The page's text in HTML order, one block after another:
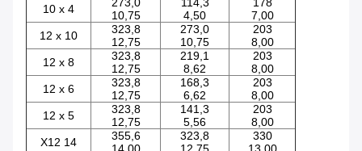
10 x 4
10,75
4,50
7,00
12 x 10
323,8
12,75
273,0
10,75
203
8,00
12 x 8
323,8
12,75
219,1
8,62
203
8,00
12 x 6
323,8
12,75
168,3
6,62
203
8,00
12 x 5
323,8
12,75
141,3
5,56
203
8,00
X12 14
355,6
14,00
323,8
12,75
330
13,00